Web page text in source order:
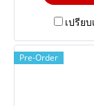
เปรียบ
Pre-Order